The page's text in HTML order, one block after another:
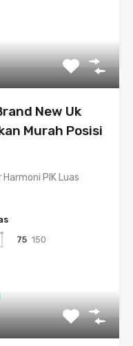
New Uk
Murah Posisi
PIK Luas
75 150